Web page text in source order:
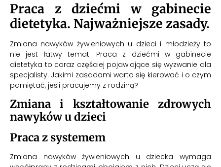
Praca z dziećmi w gabinecie
dietetyka. Najważniejsze zasady.
Zmiana nawyków żywieniowych u dzieci i młodzieży to
nie jest łatwy temat. Praca z dziećmi w gabinecie
dietetyka to coraz częściej pojawiające się wyzwanie dla
specjalisty. Jakimi zasadami warto się kierować i o czym
pamiętać, jeśli pracujemy z rodziną?
Zmiana i kształtowanie zdrowych
nawyków u dzieci
Praca z systemem
Zmiana nawyków żywieniowych u dziecka wymaga